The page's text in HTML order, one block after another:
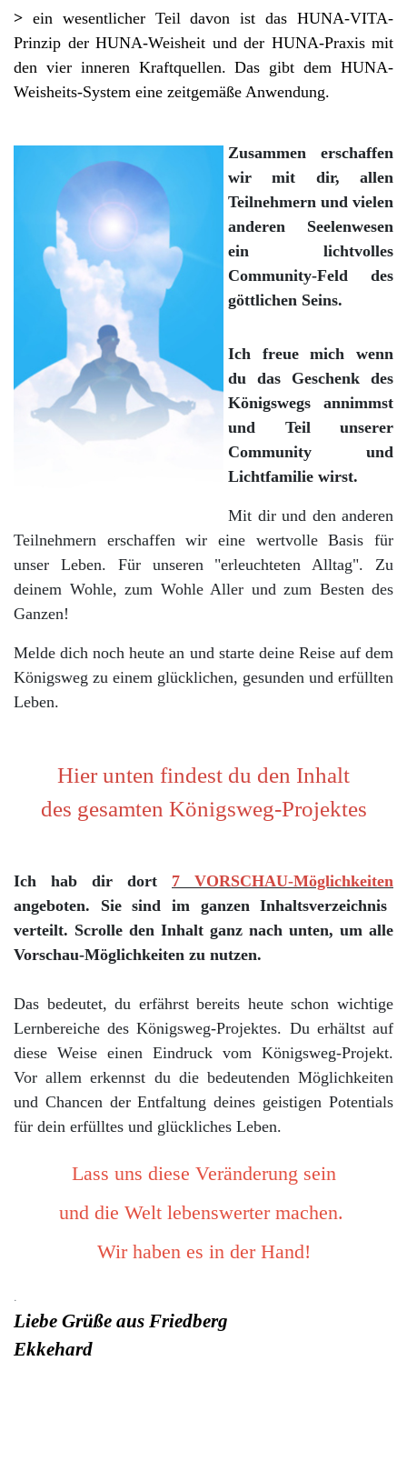
> ein wesentlicher Teil davon ist das HUNA-VITA-
Prinzip der HUNA-Weisheit und der HUNA-Praxis mit
den vier inneren Kraftquellen. Das gibt dem HUNA-
Weisheits-System eine zeitgemäße Anwendung.
Zusammen erschaffen
wir mit dir, allen
Teilnehmern und vielen
anderen Seelenwesen
ein lichtvolles
Community-Feld des
göttlichen Seins.
Ich freue mich wenn
du das Geschenk des
Königswegs annimmst
und Teil unserer
Community und
Lichtfamilie wirst.
Mit dir und den anderen
Teilnehmern erschaffen wir eine wertvolle Basis für
unser Leben. Für unseren "erleuchteten Alltag". Zu
deinem Wohle, zum Wohle Aller und zum Besten des
Ganzen!
Melde dich noch heute an und starte deine Reise auf dem
Königsweg zu einem glücklichen, gesunden und erfüllten
Leben.
Hier unten findest du den Inhalt
des gesamten Königsweg-Projektes
Ich hab dir dort 7 VORSCHAU-Möglichkeiten
angeboten. Sie sind im ganzen Inhaltsverzeichnis
verteilt. Scrolle den Inhalt ganz nach unten, um alle
Vorschau-Möglichkeiten zu nutzen.
Das bedeutet, du erfährst bereits heute schon wichtige
Lernbereiche des Königsweg-Projektes. Du erhältst auf
diese Weise einen Eindruck vom Königsweg-Projekt.
Vor allem erkennst du die bedeutenden Möglichkeiten
und Chancen der Entfaltung deines geistigen Potentials
für dein erfülltes und glückliches Leben.
Lass uns diese Veränderung sein
und die Welt lebenswerter machen.
Wir haben es in der Hand!
.
Liebe Grüße aus Friedberg
Ekkehard